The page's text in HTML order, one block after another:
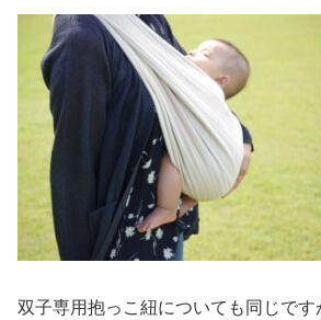
双子専用抱っこ紐についても同じで